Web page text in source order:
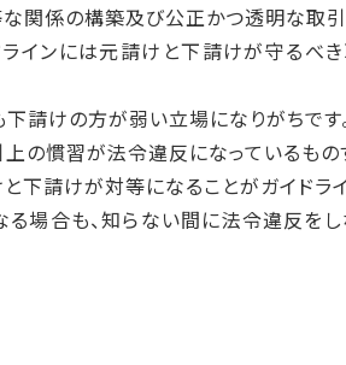
関係の構築及び公正かつ透明な取
ラインには元請けと下請けが守るべ
請けの方が弱い立場になりがちです
の慣習が法令違反になっているもの
下請けが対等になることがガイドラ
場合も、知らない間に法令違反をし